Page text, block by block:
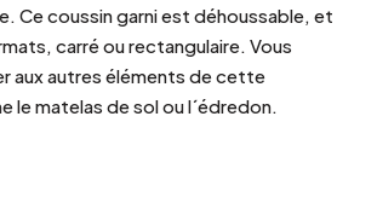
Ce coussin garni est déhoussable, et
carré ou rectangulaire. Vous
aux autres éléments de cette
le matelas de sol ou l´édredon.